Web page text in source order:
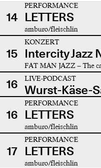
14
PERFORMANCE
LETTERS
amburo/fleischlin
15
KONZERT
Intercity Jazz
FAT MAN JAZZ – The
16 LIVE-PODCAST
Wurst-Käse-
16
PERFORMANCE
LETTERS
amburo/fleischlin
17
PERFORMANCE
LETTERS
amburo/fleischlin